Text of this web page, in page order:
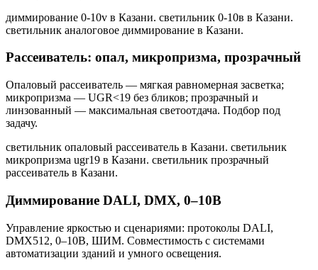
диммирование 0-10v в Казани. светильник 0-10в в Казани.
светильник аналоговое диммирование в Казани.
Рассеиватель: опал, микропризма, прозрачный
Опаловый рассеиватель — мягкая равномерная засветка;
микропризма — UGR<19 без бликов; прозрачный и
линзованный — максимальная светоотдача. Подбор под
задачу.
светильник опаловый рассеиватель в Казани. светильник
микропризма ugr19 в Казани. светильник прозрачный
рассеиватель в Казани.
Диммирование DALI, DMX, 0–10В
Управление яркостью и сценариями: протоколы DALI,
DMX512, 0–10В, ШИМ. Совместимость с системами
автоматизации зданий и умного освещения.